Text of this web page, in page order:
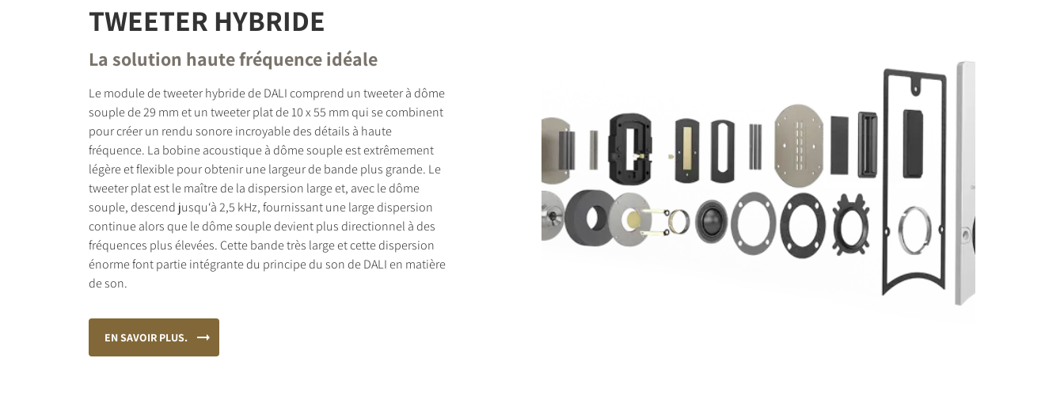
TWEETER HYBRIDE
La solution haute fréquence idéale
Le module de tweeter hybride de DALI comprend un tweeter à dôme
souple de 29 mm et un tweeter plat de 10 x 55 mm qui se combinent
pour créer un rendu sonore incroyable des détails à haute
fréquence. La bobine acoustique à dôme souple est extrêmement
légère et flexible pour obtenir une largeur de bande plus grande. Le
tweeter plat est le maître de la dispersion large et, avec le dôme
souple, descend jusqu‘à 2,5 kHz, fournissant une large dispersion
continue alors que le dôme souple devient plus directionnel à des
fréquences plus élevées. Cette bande très large et cette dispersion
énorme font partie intégrante du principe du son de DALI en matière
de son.
EN SAVOIR PLUS.